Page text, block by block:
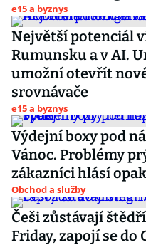
e15 a byznys
Největší potenciál
Rumunsku a v AI.
umožní otevřít
srovnávače
e15 a byznys
Výdejní boxy pod
Vánoc. Problémy
zákazníci hlásí opak
Obchod a služby
Češi zůstávají
Friday, zapojí se do